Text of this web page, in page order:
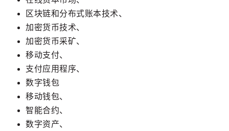
区块链和分布式账本技术、
加密货币技术、
加密货币采矿、
移动支付、
支付应用程序、
数字钱包
移动钱包、
智能合约、
数字资产、